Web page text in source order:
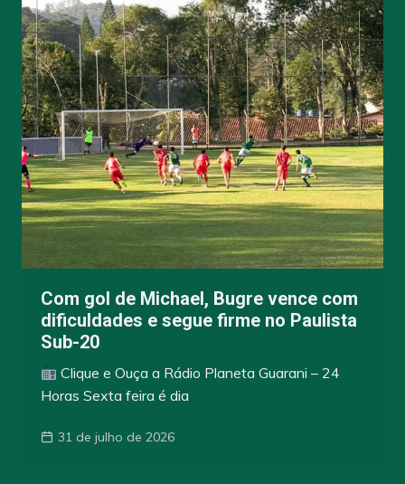
Com gol de Michael, Bugre vence com
dificuldades e segue firme no Paulista
Sub-20
Clique e Ouça a Rádio Planeta Guarani – 24
Horas Sexta feira é dia
31 de julho de 2026